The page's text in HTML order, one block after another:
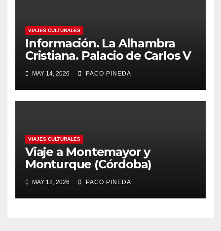
VIAJES CULTURALES
Información. La Alhambra
Cristiana. Palacio de Carlos V
MAY 14, 2026 PACO PINEDA
VIAJES CULTURALES
Viaje a Montemayor y
Monturque (Córdoba)
MAY 12, 2026 PACO PINEDA